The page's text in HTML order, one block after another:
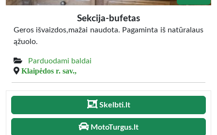
Sekcija-bufetas
Geros išvaizdos,mažai naudota. Pagaminta iš natūralaus
ąžuolo.
Parduodami baldai
Klaipėdos r. sav.,
Skelbti.lt
MotoTurgus.lt